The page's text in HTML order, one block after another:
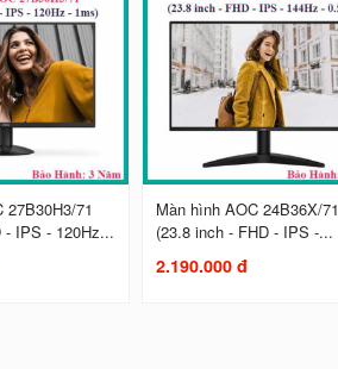
27B30H3/71
- IPS - 120Hz...
Màn hình AOC 24B36X/71
(23.8 inch - FHD - IPS -...
2.190.000 đ